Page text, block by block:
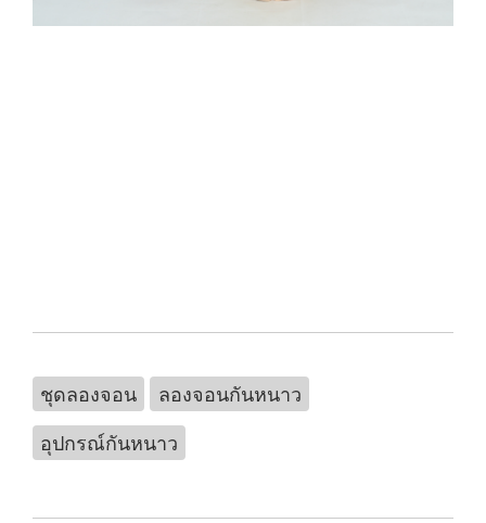
ชุดลองจอน
ลองจอนกันหนาว
อุปกรณ์กันหนาว